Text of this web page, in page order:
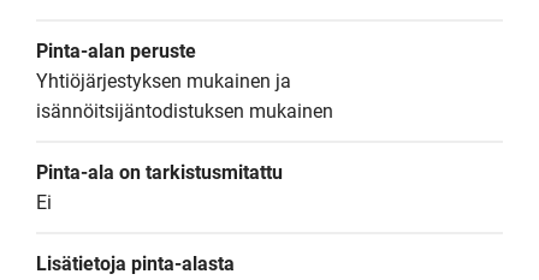
Pinta-alan peruste
Yhtiöjärjestyksen mukainen ja
isännöitsijäntodistuksen mukainen
Pinta-ala on tarkistusmitattu
Ei
Lisätietoja pinta-alasta